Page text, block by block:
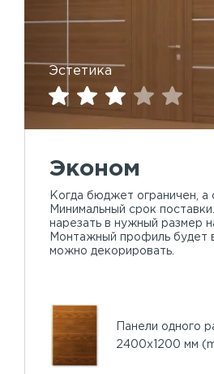
Эстетика
Эконом
Когда бюджет ограничен, а
Минимальный срок
нарезать в нужный размер
Монтажный профиль будет
можно декорировать.
Панели одного
2400х1200 мм